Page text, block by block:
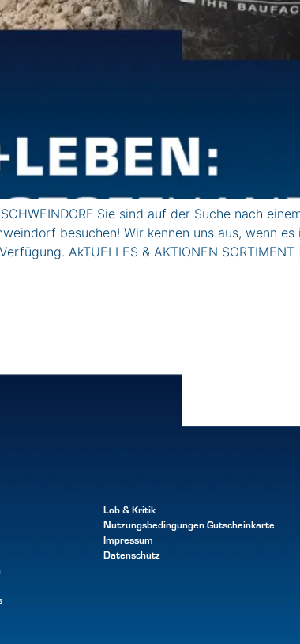
Sie sind auf der Suche nach
besuchen! Wir kennen uns aus, wenn
AkTUELLES & AKTIONEN
Lob & Kritik
NutzungsbedingungenGutscheinkarte
Impressum
Datenschutz